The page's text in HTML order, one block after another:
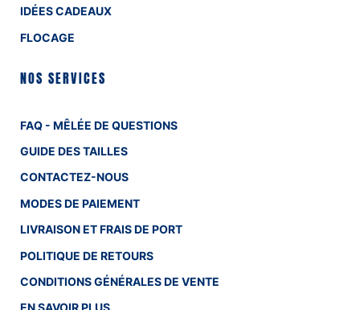
IDÉES CADEAUX
FLOCAGE
NOS SERVICES
FAQ - MÊLÉE DE QUESTIONS
GUIDE DES TAILLES
CONTACTEZ-NOUS
MODES DE PAIEMENT
LIVRAISON ET FRAIS DE PORT
POLITIQUE DE RETOURS
CONDITIONS GÉNÉRALES DE VENTE